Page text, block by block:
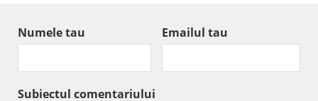
Numele tau Emailul tau
Subiectul comentariului